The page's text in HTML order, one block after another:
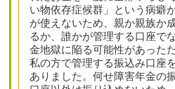
い物依存症候群」という病癖
が使えないため、親か親族か
るか、誰かが管理する口座で
金地獄に陥る可能性があった
私の方で管理する振込み口座
ありました。何せ障害年金の